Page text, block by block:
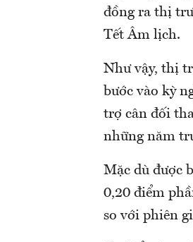
đồng ra thị
Tết Âm lịch.
Như vậy, thị
bước vào kỳ
trợ cân đối
những năm
Mặc dù được
0,20 điểm
so với phiên